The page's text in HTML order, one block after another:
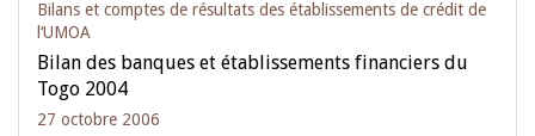
Bilans et comptes de résultats des établissements de crédit de
l‘UMOA
Bilan des banques et établissements financiers du
Togo 2004
27 octobre 2006